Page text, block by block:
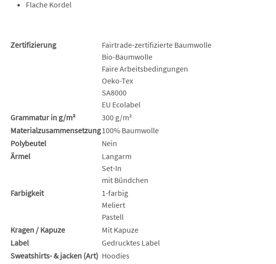
Flache Kordel
Zertifizierung
Fairtrade-zertifizierte Baumwolle
Bio-Baumwolle
Faire Arbeitsbedingungen
Oeko-Tex
SA8000
EU Ecolabel
Grammatur in g/m²
300 g/m²
Materialzusammensetzung100% Baumwolle
Polybeutel
Nein
Ärmel
Langarm
Set-In
mit Bündchen
Farbigkeit
1-farbig
Meliert
Pastell
Kragen / Kapuze
Mit Kapuze
Label
Gedrucktes Label
Sweatshirts- & jacken (Art) Hoodies